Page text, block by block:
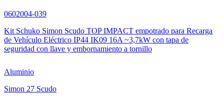
0602004-039
Kit Schuko Simon Scudo TOP IMPACT empotrado para Recarga
de Vehículo Eléctrico IP44 IK09 16A ~3,7kW con tapa de
seguridad con llave y embornamiento a tornillo
Aluminio
Simon 27 Scudo